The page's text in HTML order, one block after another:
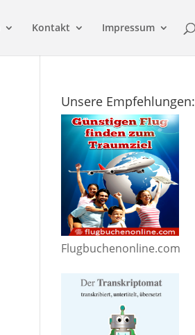
Kontakt Impressum
Unsere Empfehlungen:
Flugbuchenonline.com